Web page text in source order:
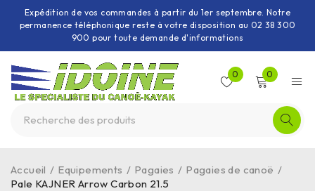
Expédition de vos commandes à partir du 1er septembre. Notre
permanence téléphonique reste à votre disposition au 02 38 300
900 pour toute demande d'informations
0 0
Accueil / Equipements / Pagaies / Pagaies de canoë /
Pale KAJNER Arrow Carbon 21.5